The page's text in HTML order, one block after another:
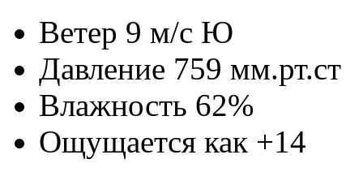
Ветер 9 м/с Ю
Давление 759 мм.рт.ст
Влажность 62%
Ощущается как +14